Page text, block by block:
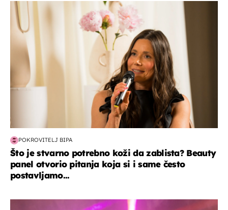
moda & ljepota
POKROVITELJ BIPA
Što je stvarno potrebno koži da zablista? Beauty
panel otvorio pitanja koja si i same često
postavljamo...